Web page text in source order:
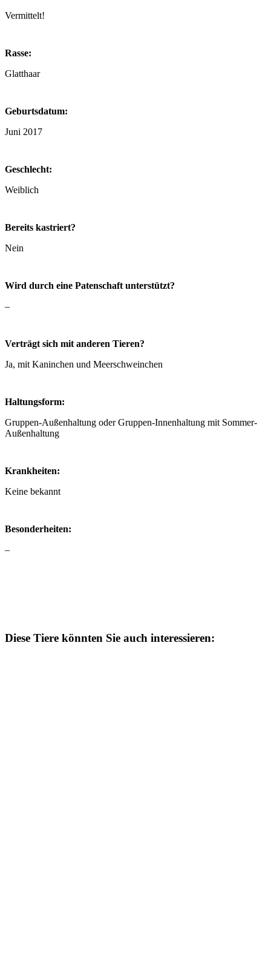
Vermittelt!
Rasse:
Glatthaar
Geburtsdatum:
Juni 2017
Geschlecht:
Weiblich
Bereits kastriert?
Nein
Wird durch eine Patenschaft unterstützt?
–
Verträgt sich mit anderen Tieren?
Ja, mit Kaninchen und Meerschweinchen
Haltungsform:
Gruppen-Außenhaltung oder Gruppen-Innenhaltung mit Sommer-
Außenhaltung
Krankheiten:
Keine bekannt
Besonderheiten:
–
Diese Tiere könnten Sie auch interessieren: